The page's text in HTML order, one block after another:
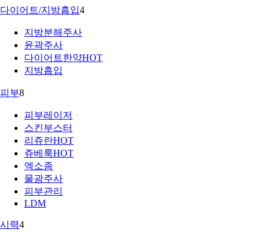
다이어트/지방흡입4
지방분해주사
윤곽주사
다이어트한약HOT
지방흡입
피부8
피부레이저
스킨부스터
리쥬란HOT
쥬베룩HOT
엑소좀
물광주사
피부관리
LDM
시력4